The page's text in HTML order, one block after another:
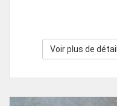
Voir plus de